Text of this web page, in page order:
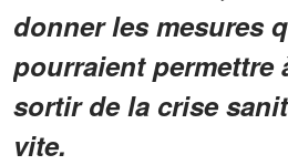
donner les mesures
pourraient permettre
sortir de la crise
vite.